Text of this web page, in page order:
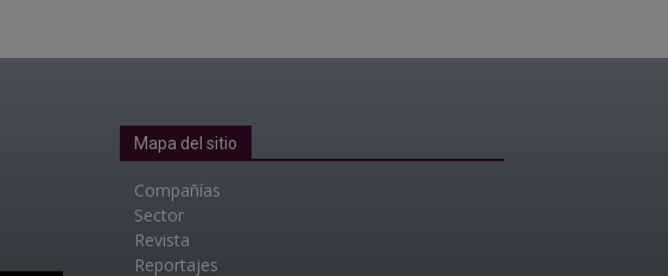
Mapa del sitio
Compañías
Sector
Revista
Reportajes